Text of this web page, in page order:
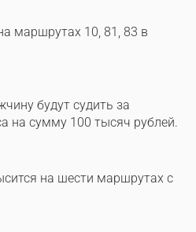
маршрутах 10, 81, 83 в
будут судить за
на сумму 100 тысяч рублей.
на шести маршрутах с